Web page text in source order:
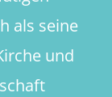
als seine
und